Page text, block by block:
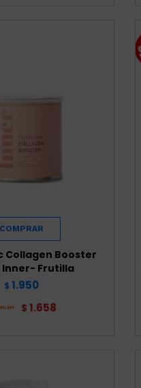
Collagen Booster
Inner- Frutilla
$ 1.950
$ 1.658